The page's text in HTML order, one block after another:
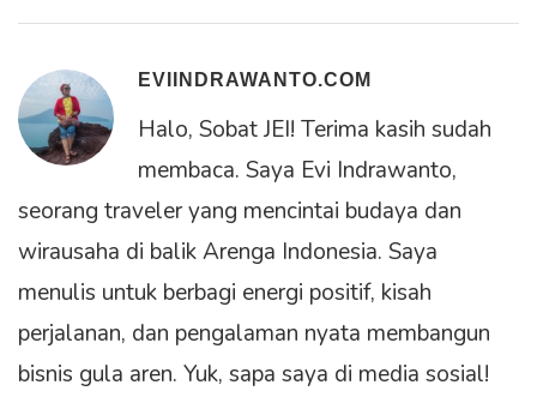
EVIINDRAWANTO.COM
Halo, Sobat JEI! Terima kasih sudah
membaca. Saya Evi Indrawanto,
seorang traveler yang mencintai budaya dan
wirausaha di balik Arenga Indonesia. Saya
menulis untuk berbagi energi positif, kisah
perjalanan, dan pengalaman nyata membangun
bisnis gula aren. Yuk, sapa saya di media sosial!